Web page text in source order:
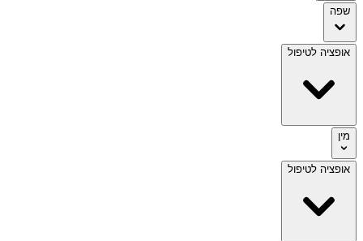
שפה
אופציה לטיפול
מין
אופציה לטיפול